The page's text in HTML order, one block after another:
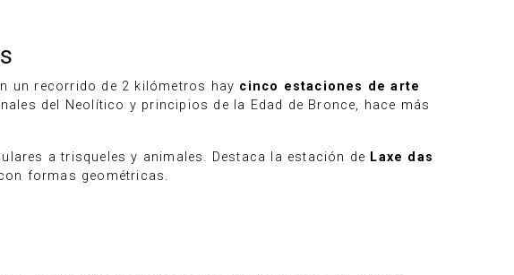
un recorrido de 2 kilómetros hay cinco estaciones de arte
del Neolítico y principios de la Edad de Bronce, hace más
a trisqueles y animales. Destaca la estación de Laxe das
formas geométricas.